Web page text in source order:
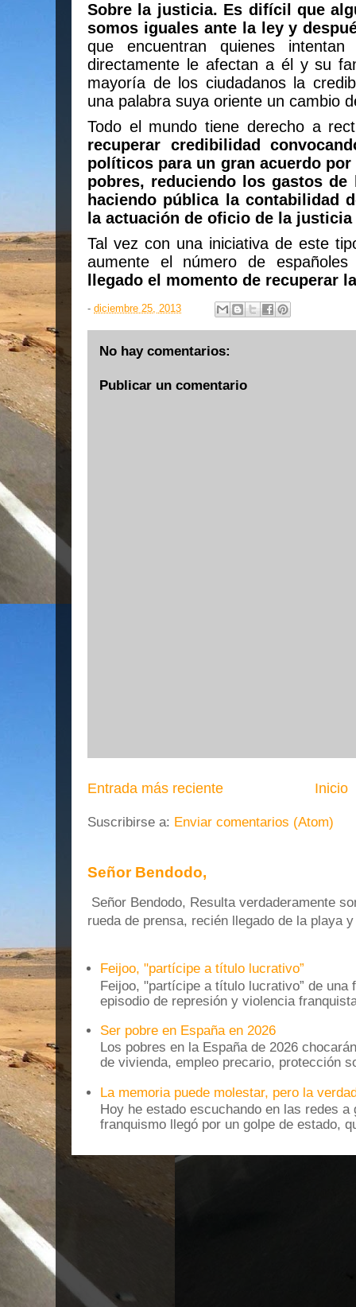
Sobre la justicia. Es difícil que
somos iguales ante la ley y
que encuentran quienes
directamente le afectan a él y su
mayoría de los ciudadanos la
una palabra suya oriente un cambio
Todo el mundo tiene derecho a
recuperar credibilidad
políticos para un gran acuerdo
pobres, reduciendo los gastos de
haciendo pública la contabilidad
la actuación de oficio de la
Tal vez con una iniciativa de este
aumente el número de
llegado el momento de recuperar
- diciembre 25, 2013
No hay comentarios:
Publicar un comentario
Entrada más reciente Inicio
Suscribirse a: Enviar comentarios (Atom)
Señor Bendodo,
Señor Bendodo, Resulta verdaderamente
rueda de prensa, recién llegado de la playa
Feijoo, "partícipe a título lucrativo”
Feijoo, "partícipe a título lucrativo” de una
episodio de represión y violencia
Ser pobre en España en 2026
Los pobres en la España de 2026
de vivienda, empleo precario, protección
La memoria puede molestar, pero la
Hoy he estado escuchando en las redes
franquismo llegó por un golpe de estado,